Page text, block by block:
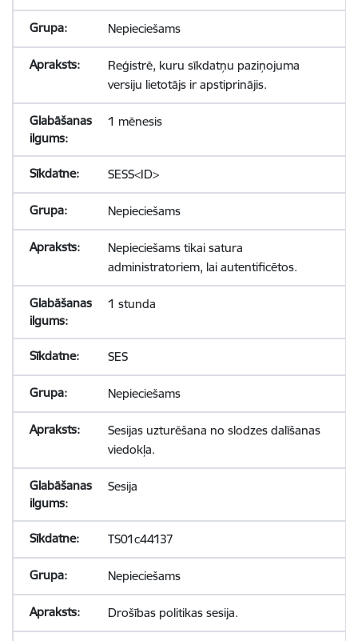
Nepieciešams
Reģistrē, kuru sīkdatņu paziņojuma
versiju lietotājs ir apstiprinājis.
1 mēnesis
SESS<ID>
Nepieciešams
Nepieciešams tikai satura
administratoriem, lai autentificētos.
1 stunda
SES
Nepieciešams
Sesijas uzturēšana no slodzes dalīšanas
viedokļa.
Sesija
TS01c44137
Nepieciešams
Drošības politikas sesija.